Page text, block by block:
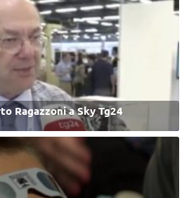
Ragazzoni a Sky Tg24